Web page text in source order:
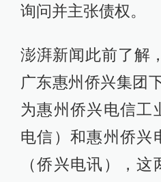
询问并主张债权。
澎湃新闻此前了解
广东惠州侨兴集团
为惠州侨兴电信工
电信）和惠州侨兴
（侨兴电讯），